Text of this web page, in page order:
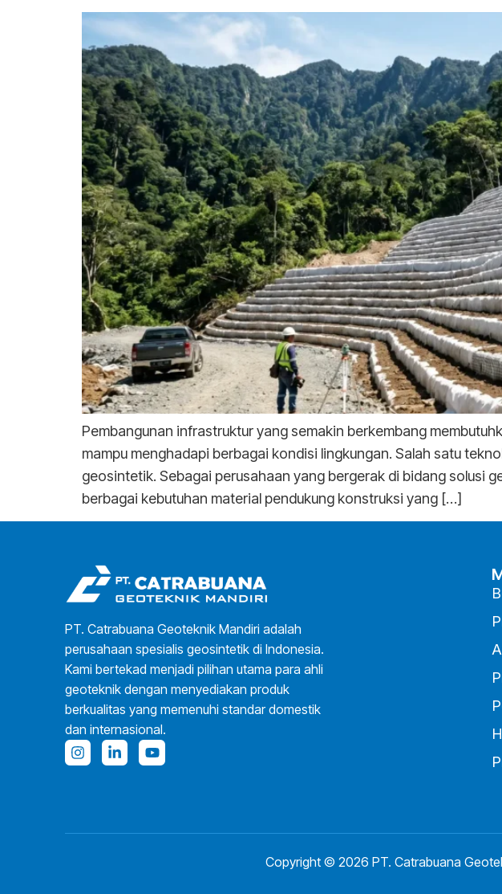
Pembangunan infrastruktur yang semakin berkembang
mampu menghadapi berbagai kondisi lingkungan. Salah satu
geosintetik. Sebagai perusahaan yang bergerak di bidang solusi
berbagai kebutuhan material pendukung konstruksi yang […]
PT. Catrabuana Geoteknik Mandiri adalah
perusahaan spesialis geosintetik di Indonesia.
Kami bertekad menjadi pilihan utama para ahli
geoteknik dengan menyediakan produk
berkualitas yang memenuhi standar domestik
dan internasional.
Copyright © 2026 PT. Catrabuana